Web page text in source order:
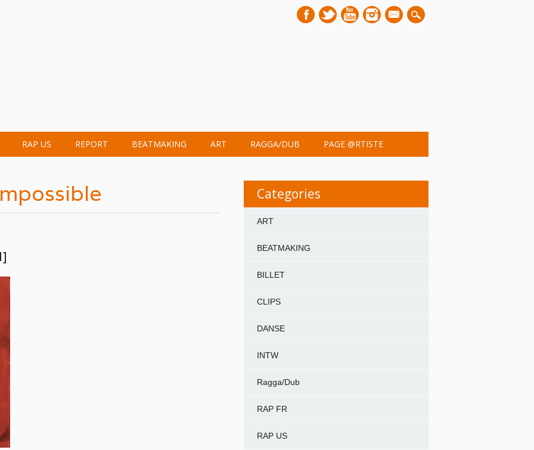
mail
RAP US REPORT BEATMAKING ART RAGGA/DUB PAGE @RTISTE
Categories
ART
BEATMAKING
BILLET
CLIPS
DANSE
INTW
Ragga/Dub
RAP FR
RAP US